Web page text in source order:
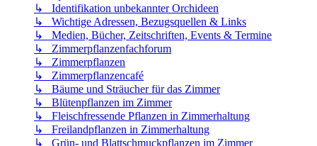
↳ Identifikation unbekannter Orchideen
↳ Wichtige Adressen, Bezugsquellen & Links
↳ Medien, Bücher, Zeitschriften, Events & Termine
↳ Zimmerpflanzenfachforum
↳ Zimmerpflanzen
↳ Zimmerpflanzencafé
↳ Bäume und Sträucher für das Zimmer
↳ Blütenpflanzen im Zimmer
↳ Fleischfressende Pflanzen in Zimmerhaltung
↳ Freilandpflanzen in Zimmerhaltung
↳ Grün- und Blattschmuckpflanzen im Zimmer